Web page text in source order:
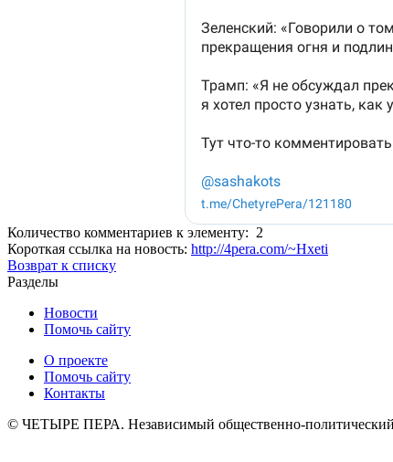
Количество комментариев к элементу: 2
Короткая ссылка на новость: http://4pera.com/~Hxeti
Возврат к списку
Разделы
Новости
Помочь сайту
О проекте
Помочь сайту
Контакты
© ЧЕТЫРЕ ПЕРА. Независимый общественно-политический